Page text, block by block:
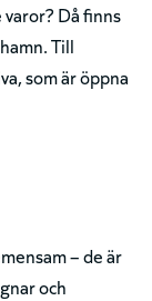
Då finns
Till
som är öppna
– de är
och